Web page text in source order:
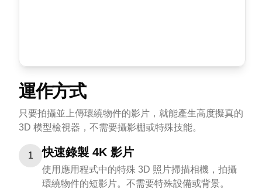
運作方式
只要拍攝並上傳環繞物件的影片，就能產生高度擬真的
3D 模型檢視器，不需要攝影棚或特殊技能。
1 快速錄製 4K 影片
使用應用程式中的特殊 3D 照片掃描相機，拍攝
環繞物件的短影片。不需要特殊設備或背景。